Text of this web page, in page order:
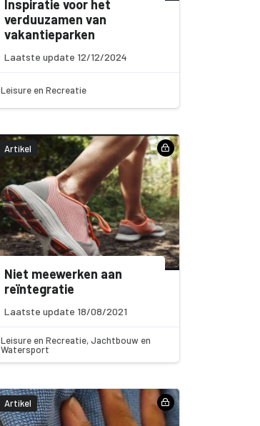
Inspiratie voor het
verduuzamen van
vakantieparken
Laatste update 12/12/2024
Leisure en Recreatie
Artikel
Niet meewerken aan
reïntegratie
Laatste update 18/08/2021
Leisure en Recreatie, Jachtbouw en
Watersport
Artikel